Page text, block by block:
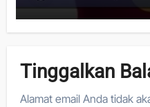
Tinggalkan
Alamat email Anda tidak